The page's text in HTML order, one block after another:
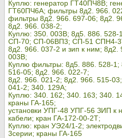
Куплю: генератор ГТ40ПЧ8В;
ГТ60ПЧ6А; фильтры 8д2. 966.
фильтры 8д2. 966. 697-06; 8д2.
8д2. 966. 038-2;
Куплю: 350. 003В; 8д5. 886. 528-
СП-70; СП-06ВП3; СП-51 СПН4-
8д2. 966. 037-2 и зип к ним; 8д2.
003В;
Куплю фильтры: 8д5. 886. 528-1;
516-05; 8д2. 966. 022-7;
8д2. 966. 021-2; 8д2. 966. 515-
041-2; 340. 129А;
Куплю: 340. 162; 340. 163; 340.
краны ГА-165;
установки УПГ-48 УПГ-56 ЗИП к
кабели; кран ГА-172-00-2Т;
Куплю: кран УЭ24/1-2;
3серии; краны ГА-165